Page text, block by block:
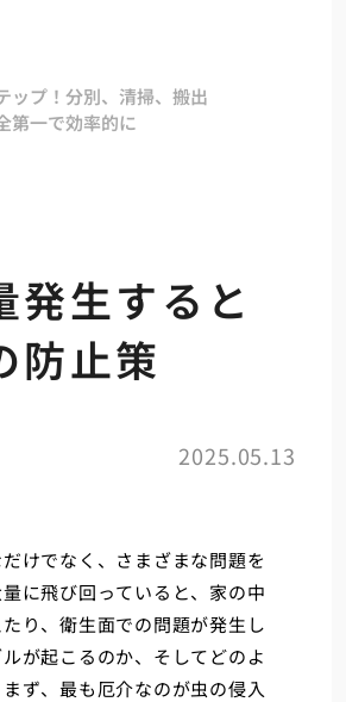
ップ！分別、清掃、搬出
第一で効率的に
発生すると
防止策
2025.05.13
けでなく、さまざまな問題を
に飛び回っていると、家の中
り、衛生面での問題が発生し
が起こるのか、そしてどのよ
ず、最も厄介なのが虫の侵入